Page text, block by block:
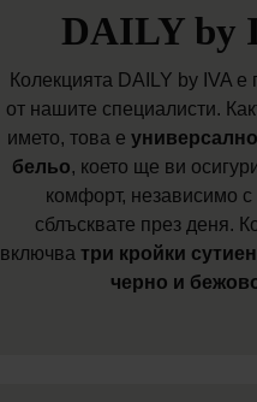
DAILY by
Колекцията DAILY by IVA е
от нашите специалисти.
името, това е
бельо, което ще ви
комфорт, независимо с
сблъсквате през деня.
включва три кройки
черно и